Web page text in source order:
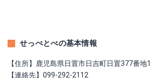
せっぺとべの基本情報
【住所】鹿児島県日置市日吉町日置377番地1
【連絡先】099-292-2112